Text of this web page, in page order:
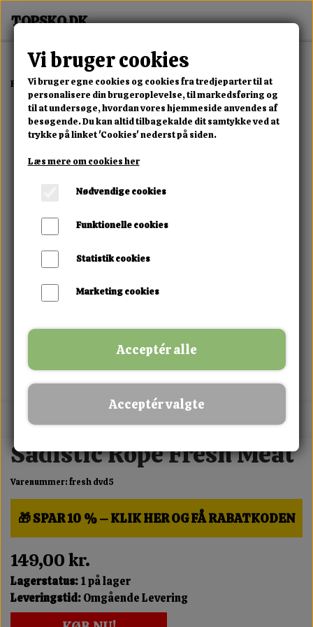
Forside Erotisk Kollektion Dvd Sadistic Rope Fresh Meat
MIX FRIT · KØB 3 BETAL FOR 2
Sadistic Rope Fresh Meat
Varenummer: fresh dvd5
🎁 SPAR 10 % – KLIK HER OG FÅ RABATKODEN
149,00 kr.
Lagerstatus:1 på lager
Leveringstid:Omgående Levering
Vi bruger cookies
Vi bruger egne cookies og cookies fra tredjeparter til at
personalisere din brugeroplevelse, til markedsføring og
til at undersøge, hvordan vores hjemmeside anvendes af
besøgende. Du kan altid tilbagekalde dit samtykke ved at
trykke på linket 'Cookies' nederst på siden.
Læs mere om cookies her
Nødvendige cookies
Funktionelle cookies
Statistik cookies
Marketing cookies
Acceptér alle
Acceptér valgte